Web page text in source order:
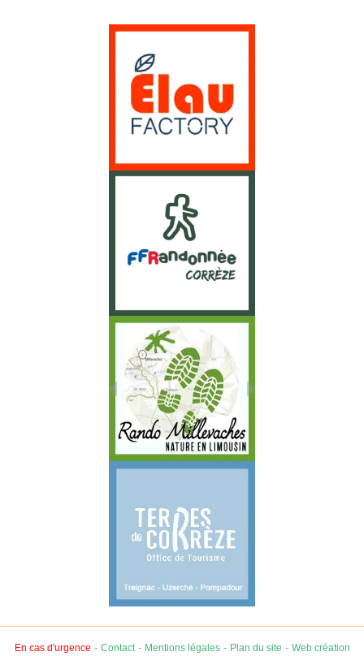
En cas d'urgence - Contact- Mentions légales- Plan du site - Web création